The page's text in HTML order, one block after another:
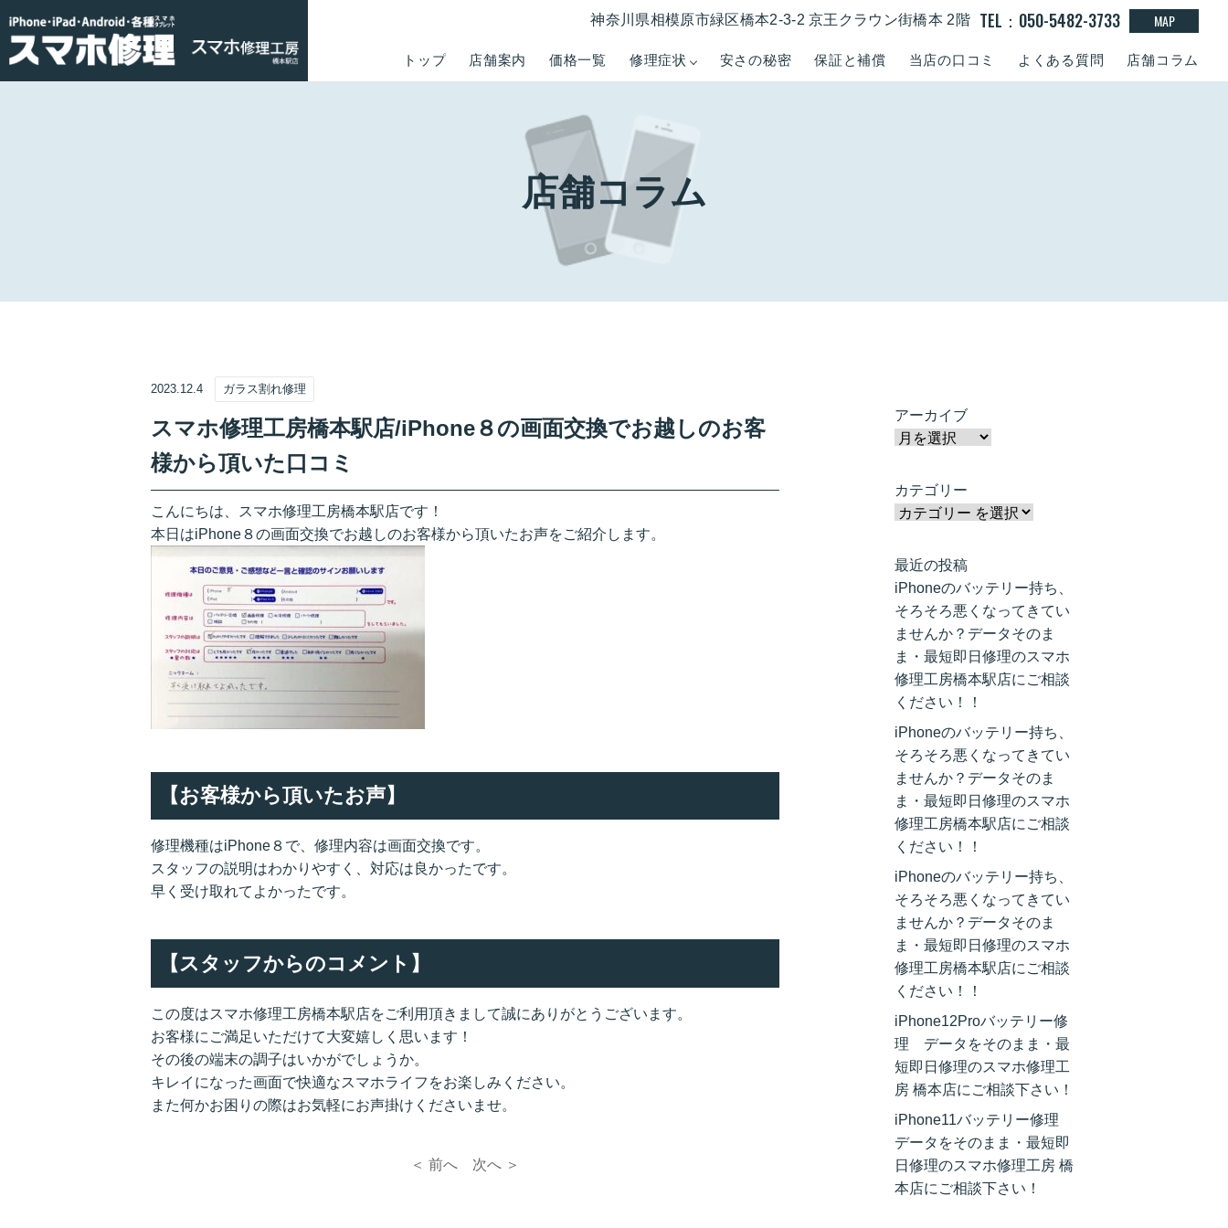
トップ 店舗案内 価格一覧 修理症状 安さの秘密 保証と補償 当店の口コミ よくある質問 店舗コラム
神奈川県相模原市緑区橋本2-3-2 京王クラウン街橋本 2階 TEL：050-5482-3733 MAP
店舗コラム
2023.12.4 ガラス割れ修理
スマホ修理工房橋本駅店/iPhone８の画面交換でお越しのお客
様から頂いた口コミ
こんにちは、スマホ修理工房橋本駅店です！
本日はiPhone８の画面交換でお越しのお客様から頂いたお声をご紹介します。
【お客様から頂いたお声】
修理機種はiPhone８で、修理内容は画面交換です。
スタッフの説明はわかりやすく、対応は良かったです。
早く受け取れてよかったです。
【スタッフからのコメント】
この度はスマホ修理工房橋本駅店をご利用頂きまして誠にありがとうございます。
お客様にご満足いただけて大変嬉しく思います！
その後の端末の調子はいかがでしょうか。
キレイになった画面で快適なスマホライフをお楽しみください。
また何かお困りの際はお気軽にお声掛けくださいませ。
＜ 前へ 次へ ＞
アーカイブ
カテゴリー
最近の投稿
iPhoneのバッテリー持ち、
そろそろ悪くなってきてい
ませんか？データそのま
ま・最短即日修理のスマホ
修理工房橋本駅店にご相談
ください！！
iPhoneのバッテリー持ち、
そろそろ悪くなってきてい
ませんか？データそのま
ま・最短即日修理のスマホ
修理工房橋本駅店にご相談
ください！！
iPhoneのバッテリー持ち、
そろそろ悪くなってきてい
ませんか？データそのま
ま・最短即日修理のスマホ
修理工房橋本駅店にご相談
ください！！
iPhone12Proバッテリー修
理 データをそのまま・最
短即日修理のスマホ修理工
房 橋本店にご相談下さい！
iPhone11バッテリー修理
データをそのまま・最短即
日修理のスマホ修理工房 橋
本店にご相談下さい！